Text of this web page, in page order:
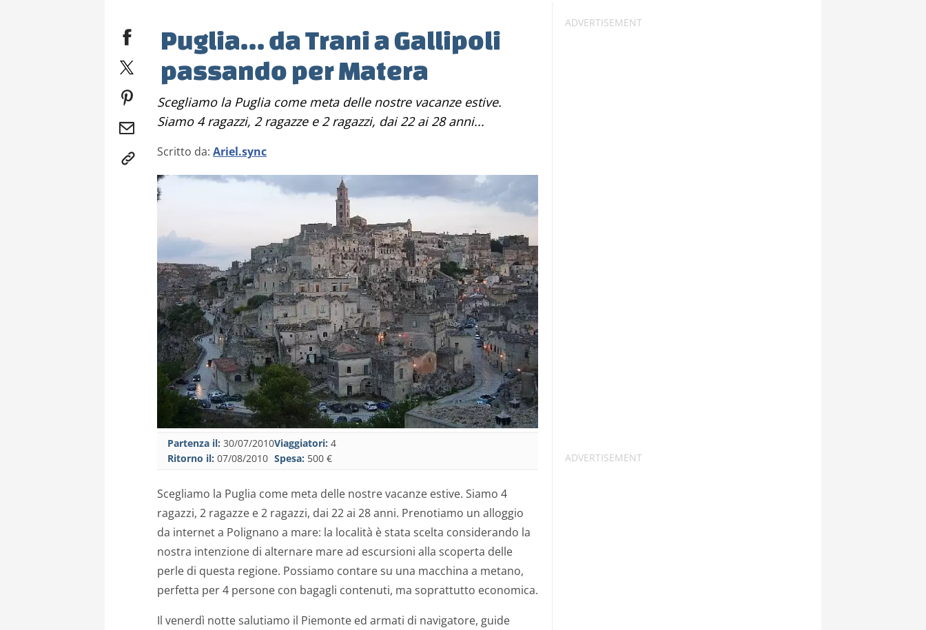
Puglia… da Trani a Gallipoli
passando per Matera
Scegliamo la Puglia come meta delle nostre vacanze estive.
Siamo 4 ragazzi, 2 ragazze e 2 ragazzi, dai 22 ai 28 anni...
Scritto da: Ariel.sync
Partenza il: 30/07/2010
Ritorno il: 07/08/2010
Viaggiatori: 4
Spesa: 500 €
Scegliamo la Puglia come meta delle nostre vacanze estive. Siamo 4
ragazzi, 2 ragazze e 2 ragazzi, dai 22 ai 28 anni. Prenotiamo un alloggio
da internet a Polignano a mare: la località è stata scelta considerando la
nostra intenzione di alternare mare ad escursioni alla scoperta delle
perle di questa regione. Possiamo contare su una macchina a metano,
perfetta per 4 persone con bagagli contenuti, ma soprattutto economica.
Il venerdì notte salutiamo il Piemonte ed armati di navigatore, guide